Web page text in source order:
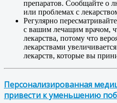
препаратов. Сообщайте о
или проблемах с
Регулярно
с вашим лечащим врачом,
лекарства, потому что
лекарствами
лекарств, которые вы
Персонализированная
привести к уменьшению